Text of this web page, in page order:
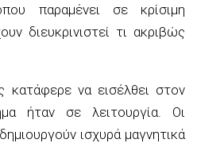
παραμένει σε κρίσιμη
διευκρινιστεί τι ακριβώς
να εισέλθει στον
ήταν σε λειτουργία. Οι
ισχυρά μαγνητικά